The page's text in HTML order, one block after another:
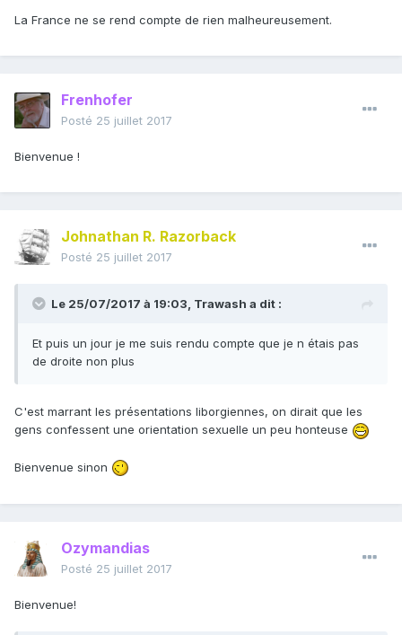
La France ne se rend compte de rien malheureusement.
Frenhofer
Posté 25 juillet 2017
Bienvenue !
Johnathan R. Razorback
Posté 25 juillet 2017
Le 25/07/2017 à 19:03, Trawash a dit :
Et puis un jour je me suis rendu compte que je n étais pas
de droite non plus
C'est marrant les présentations liborgiennes, on dirait que les
gens confessent une orientation sexuelle un peu honteuse
Bienvenue sinon
Ozymandias
Posté 25 juillet 2017
Bienvenue!